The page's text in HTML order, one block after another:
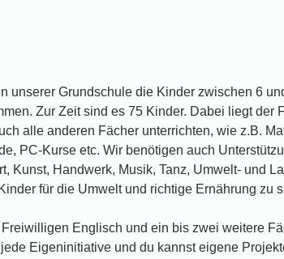
unserer Grundschule die Kinder zwischen 6
Zur Zeit sind es 75 Kinder. Dabei liegt der
alle anderen Fächer unterrichten, wie z.B.
PC-Kurse etc. Wir benötigen auch
Kunst, Handwerk, Musik, Tanz, Umwelt- und
für die Umwelt und richtige Ernährung zu
Englisch und ein bis zwei weitere
Eigeninitiative und du kannst eigene